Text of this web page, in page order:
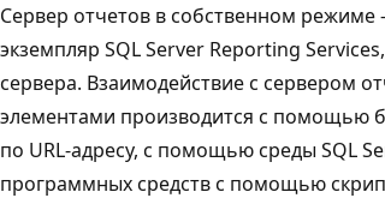
Сервер отчетов в собственном
экземпляр SQL Server Reporting
сервера. Взаимодействие с сервером
элементами производится с помощью
по URL-адресу, с помощью среды SQL
программных средств с помощью